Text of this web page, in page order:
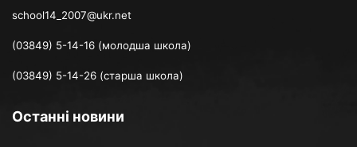
school14_2007@ukr.net
(03849) 5-14-16 (молодша школа)
(03849) 5-14-26 (старша школа)
Останні новини